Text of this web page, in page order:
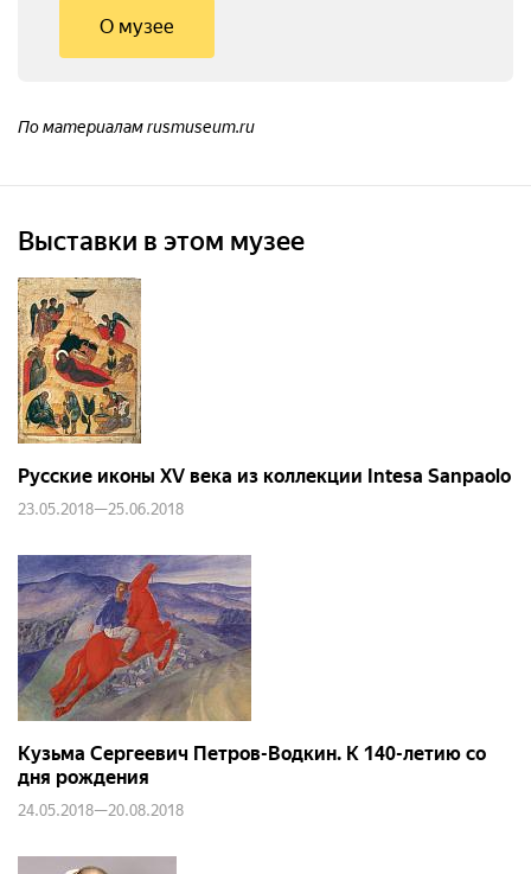
О музее
По материалам rusmuseum.ru
Выставки в этом музее
Русские иконы XV века из коллекции Intesa Sanpaolo
23.05.2018—25.06.2018
Кузьма Сергеевич Петров-Водкин. К 140-летию со
дня рождения
24.05.2018—20.08.2018